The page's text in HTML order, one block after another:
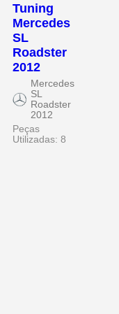
Tuning
Mercedes
SL
Roadster
2012
Mercedes
SL
Roadster
2012
Peças
Utilizadas: 8